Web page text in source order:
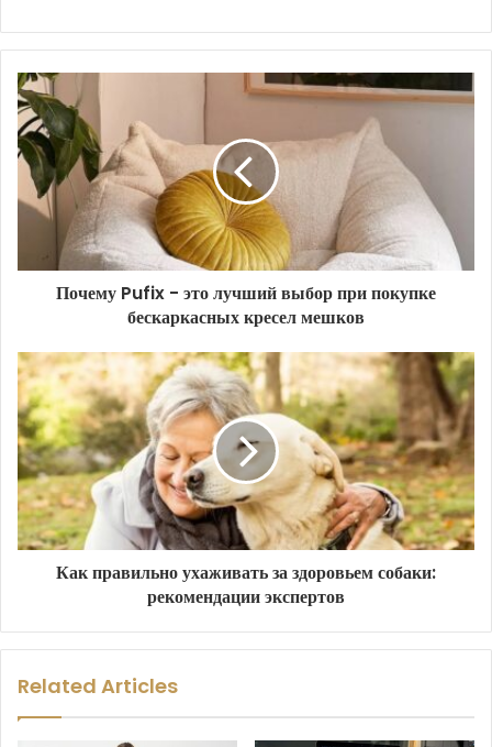
Почему Pufix - это лучший выбор при покупке
бескаркасных кресел мешков
Как правильно ухаживать за здоровьем собаки:
рекомендации экспертов
Related Articles